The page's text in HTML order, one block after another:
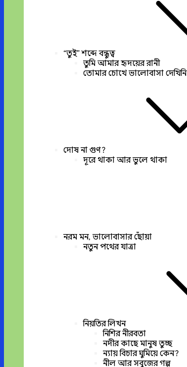
“তুই” শব্দে বন্ধুত্ব
তুমি আমার হৃদয়ের রানী
তোমার চোখে ভালোবাসা দেখিনি
দোষ না গুণ?
দূরে থাকা আর ভুলে থাকা
নরম মন, ভালোবাসার ছোঁয়া
নতুন পথের যাত্রা
নিয়তির লিখন
নিশির নীরবতা
নদীর কাছে মানুষ তুচ্ছ
ন্যায় বিচার ঘুমিয়ে কেন?
নীল আর সবুজের গল্প